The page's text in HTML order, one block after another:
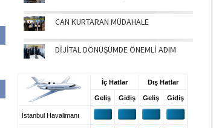
CAN KURTARAN MÜDAHALE
DİJİTAL DÖNÜŞÜMDE ÖNEMLİ ADIM
İç Hatlar Dış Hatlar
Geliş Gidiş Geliş Gidiş
İstanbul Havalimanı